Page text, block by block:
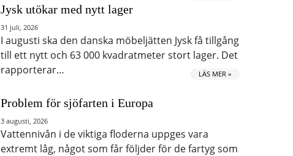
Jysk utökar med nytt lager
31 juli, 2026
I augusti ska den danska möbeljätten Jysk få tillgång
till ett nytt och 63 000 kvadratmeter stort lager. Det
rapporterar…
LÄS MER »
Problem för sjöfarten i Europa
3 augusti, 2026
Vattennivån i de viktiga floderna uppges vara
extremt låg, något som får följder för de fartyg som